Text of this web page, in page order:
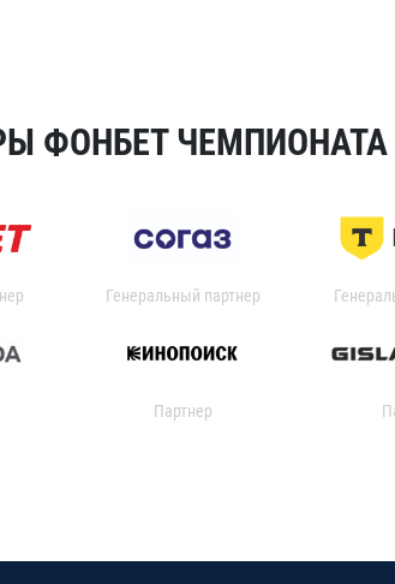
ФОНБЕТ ЧЕМПИОНАТА
Генеральный партнер
Партнер